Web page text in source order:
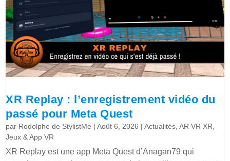
XR Replay : l’enregistrement vidéo du
passé pour Meta Quest
par Rodolphe de StylistMe |Août 6, 2026 |Actualités,AR VR XR,
Jeux & App VR
XR Replay est une app Meta Quest d’Anagan79 qui